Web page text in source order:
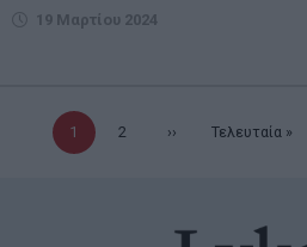
19 Μαρτίου 2024
Τρέχουσα
1 Σελίδα
2 Επόμενη
›› Τελευταία
Τελευταία »